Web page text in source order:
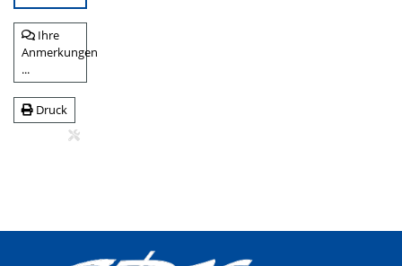
Ihre
Anmerkungen
...
Druck